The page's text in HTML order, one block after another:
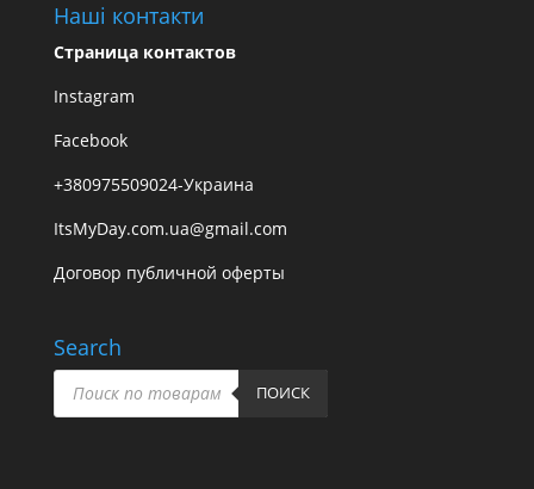
Наші контакти
Страница контактов
Instagram
Facebook
+380975509024-Украина
ItsMyDay.com.ua@gmail.com
Договор публичной оферты
Search
Пошук
товарів ПОИСК